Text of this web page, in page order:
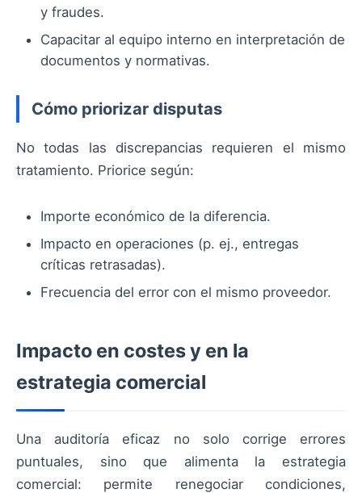
y fraudes.
Capacitar al equipo interno en interpretación de
documentos y normativas.
Cómo priorizar disputas
No todas las discrepancias requieren el mismo
tratamiento. Priorice según:
Importe económico de la diferencia.
Impacto en operaciones (p. ej., entregas
críticas retrasadas).
Frecuencia del error con el mismo proveedor.
Impacto en costes y en la
estrategia comercial
Una auditoría eficaz no solo corrige errores
puntuales, sino que alimenta la estrategia
comercial: permite renegociar condiciones,